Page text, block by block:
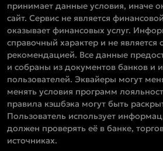
принимает данные условия, иначе
сайт. Сервис не является
оказывает финансовых услуг.
справочный характер и не является
рекомендацией. Все данные
и собраны из документов банков и
пользователей. Эквайеры могут
менять условия программ
правила кэшбэка могут быть
Пользователь использует
должен проверять её в банке,
источниках.